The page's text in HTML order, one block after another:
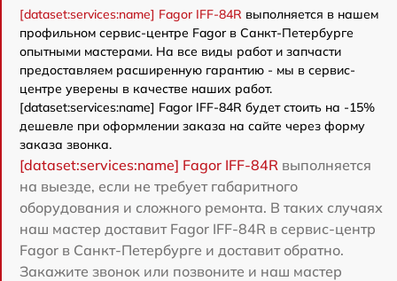
[dataset:services:name] Fagor IFF-84R выполняется в нашем
профильном сервис-центре Fagor в Санкт-Петербурге
опытными мастерами. На все виды работ и запчасти
предоставляем расширенную гарантию - мы в сервис-
центре уверены в качестве наших работ.
[dataset:services:name] Fagor IFF-84R будет стоить на -15%
дешевле при оформлении заказа на сайте через форму
заказа звонка.
[dataset:services:name] Fagor IFF-84R выполняется
на выезде, если не требует габаритного
оборудования и сложного ремонта. В таких случаях
наш мастер доставит Fagor IFF-84R в сервис-центр
Fagor в Санкт-Петербурге и доставит обратно.
Закажите звонок или позвоните и наш мастер